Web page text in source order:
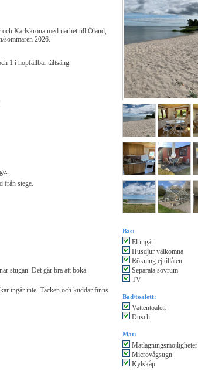
Karlskrona med närhet till Öland,
sommaren 2026.
1 i hopfällbar tältsäng.
från stege.
stugan. Det går bra att boka
ingår inte. Täcken och kuddar finns
Bas:
El ingår
Husdjur välkomna
Rökning ej tillåten
Separata sovrum
TV
Bad/toalett:
Vattentoalett
Dusch
Mat:
Matlagningsmöjligheter
Microvågsugn
Kylskåp